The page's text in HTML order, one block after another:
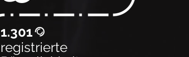
1.301@
registrierte